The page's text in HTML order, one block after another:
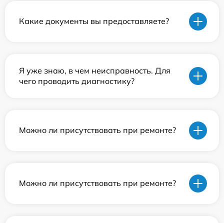
Какие документы вы предоставляете?
Я уже знаю, в чем неисправность. Для
чего проводить диагностику?
Можно ли присутствовать при ремонте?
Можно ли присутствовать при ремонте?